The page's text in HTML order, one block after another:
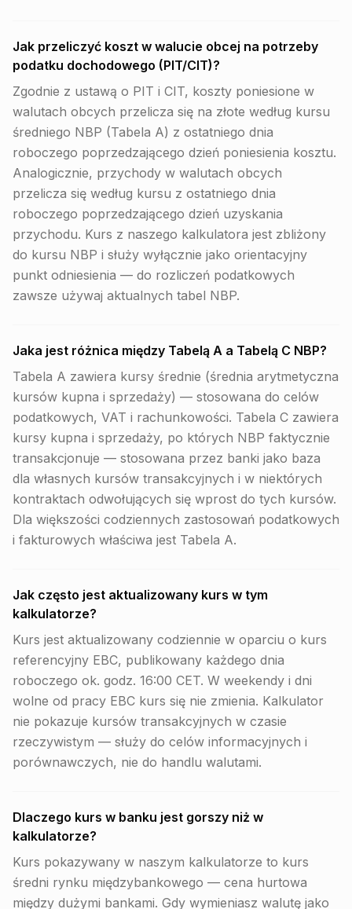
Jak przeliczyć koszt w walucie obcej na potrzeby
podatku dochodowego (PIT/CIT)?
Zgodnie z ustawą o PIT i CIT, koszty poniesione w
walutach obcych przelicza się na złote według kursu
średniego NBP (Tabela A) z ostatniego dnia
roboczego poprzedzającego dzień poniesienia kosztu.
Analogicznie, przychody w walutach obcych
przelicza się według kursu z ostatniego dnia
roboczego poprzedzającego dzień uzyskania
przychodu. Kurs z naszego kalkulatora jest zbliżony
do kursu NBP i służy wyłącznie jako orientacyjny
punkt odniesienia — do rozliczeń podatkowych
zawsze używaj aktualnych tabel NBP.
Jaka jest różnica między Tabelą A a Tabelą C NBP?
Tabela A zawiera kursy średnie (średnia arytmetyczna
kursów kupna i sprzedaży) — stosowana do celów
podatkowych, VAT i rachunkowości. Tabela C zawiera
kursy kupna i sprzedaży, po których NBP faktycznie
transakcjonuje — stosowana przez banki jako baza
dla własnych kursów transakcyjnych i w niektórych
kontraktach odwołujących się wprost do tych kursów.
Dla większości codziennych zastosowań podatkowych
i fakturowych właściwa jest Tabela A.
Jak często jest aktualizowany kurs w tym
kalkulatorze?
Kurs jest aktualizowany codziennie w oparciu o kurs
referencyjny EBC, publikowany każdego dnia
roboczego ok. godz. 16:00 CET. W weekendy i dni
wolne od pracy EBC kurs się nie zmienia. Kalkulator
nie pokazuje kursów transakcyjnych w czasie
rzeczywistym — służy do celów informacyjnych i
porównawczych, nie do handlu walutami.
Dlaczego kurs w banku jest gorszy niż w
kalkulatorze?
Kurs pokazywany w naszym kalkulatorze to kurs
średni rynku międzybankowego — cena hurtowa
między dużymi bankami. Gdy wymieniasz walutę jako